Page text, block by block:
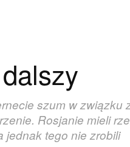
szum w związku
Rosjanie mieli
jednak tego nie zrobili